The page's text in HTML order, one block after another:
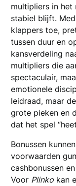
multipliers in het
stabiel blijft.
klappers toe,
tussen duur en
kansverdeling
multipliers die
spectaculair,
emotionele
leidraad, maar
grote pieken en
dat het spel
Bonussen
voorwaarden
cashbonussen
Voor Plinko kan